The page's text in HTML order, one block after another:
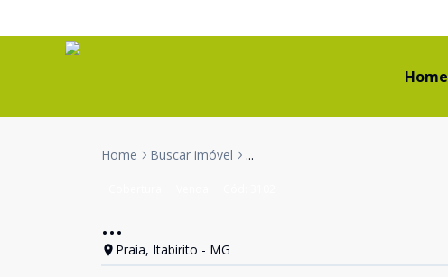
Home
Home Buscar imóvel ...
...
Praia, Itabirito - MG